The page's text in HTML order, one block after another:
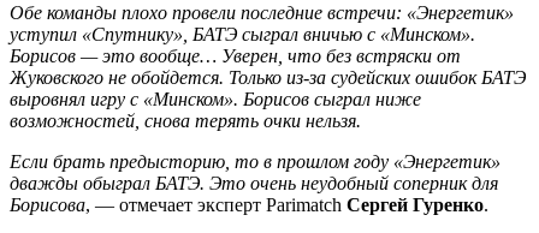
Обе команды плохо провели последние встречи: «Энергетик»
уступил «Спутнику», БАТЭ сыграл вничью с «Минском».
Борисов — это вообще… Уверен, что без встряски от
Жуковского не обойдется. Только из-за судейских ошибок БАТЭ
выровнял игру с «Минском». Борисов сыграл ниже
возможностей, снова терять очки нельзя.
Если брать предысторию, то в прошлом году «Энергетик»
дважды обыграл БАТЭ. Это очень неудобный соперник для
Борисова, — отмечает эксперт Parimatch Сергей Гуренко.